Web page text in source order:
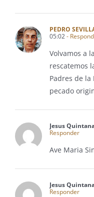
PEDRO
05:02-
Volvamos a
rescatemos
Padres de
pecado
Jesus
Responder
Ave Maria
Jesus
Responder